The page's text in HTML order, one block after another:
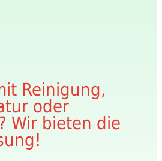
Reinigung,
oder
Wir bieten die